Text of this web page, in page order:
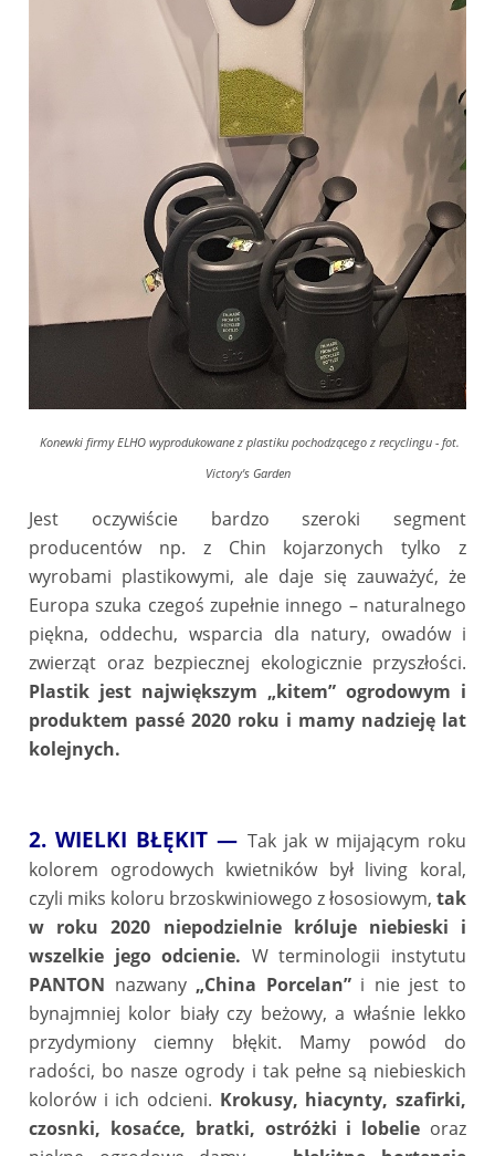
Konewki firmy ELHO wyprodukowane z plastiku pochodzącego z recyclingu - fot.
Victory's Garden
Jest oczywiście bardzo szeroki segment
producentów np. z Chin kojarzonych tylko z
wyrobami plastikowymi, ale daje się zauważyć, że
Europa szuka czegoś zupełnie innego – naturalnego
piękna, oddechu, wsparcia dla natury, owadów i
zwierząt oraz bezpiecznej ekologicznie przyszłości.
Plastik jest największym „kitem” ogrodowym i
produktem passé 2020 roku i mamy nadzieję lat
kolejnych.
2. WIELKI BŁĘKIT — Tak jak w mijającym roku
kolorem ogrodowych kwietników był living koral,
czyli miks koloru brzoskwiniowego z łososiowym, tak
w roku 2020 niepodzielnie króluje niebieski i
wszelkie jego odcienie. W terminologii instytutu
PANTON nazwany „China Porcelan”i nie jest to
bynajmniej kolor biały czy beżowy, a właśnie lekko
przydymiony ciemny błękit. Mamy powód do
radości, bo nasze ogrody i tak pełne są niebieskich
kolorów i ich odcieni. Krokusy, hiacynty, szafirki,
czosnki, kosaćce, bratki, ostróżki i lobelie oraz